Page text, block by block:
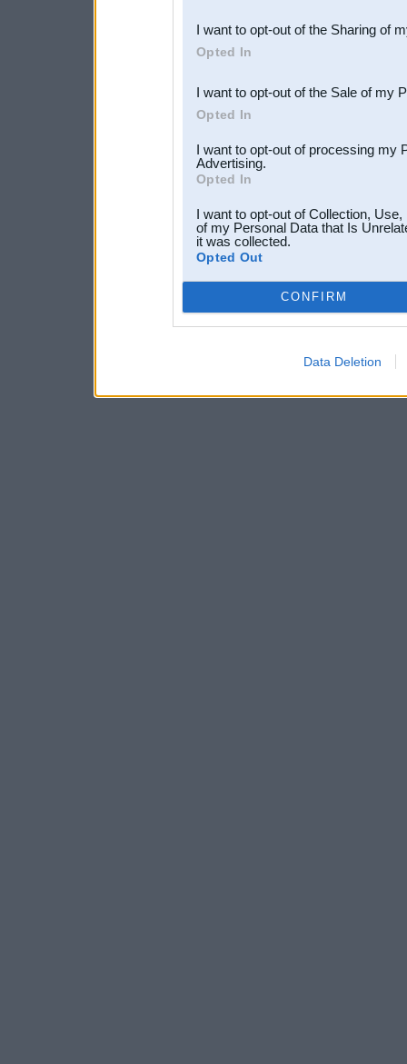
Downstream Participants
third parties.
I want to opt-out of the Sharing of
Opted In
I want to opt-out of the Sale of my
Opted In
I want to opt-out of processing my
Advertising.
Opted In
I want to opt-out of Collection,
of my Personal Data that Is
it was collected.
Opted Out
CONFIRM
Data Deletion